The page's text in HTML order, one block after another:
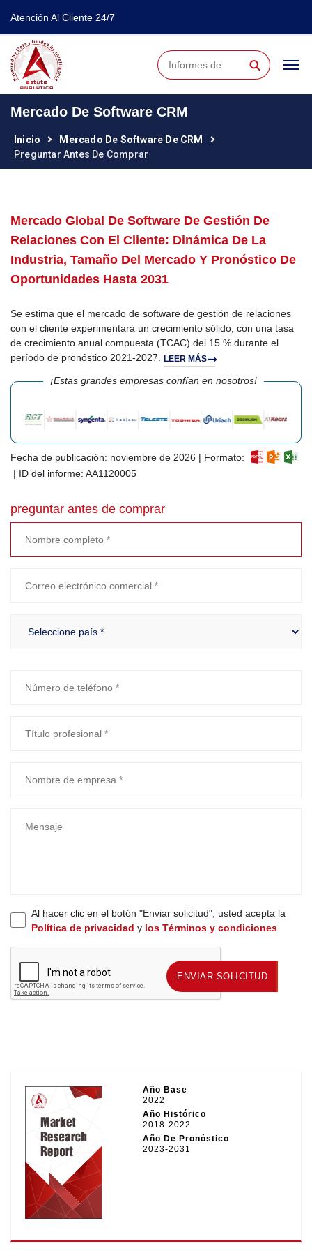
Atención Al Cliente 24/7
⚲
Mercado De Software CRM
Inicio
Mercado De Software De CRM
Preguntar Antes De Comprar
Mercado Global De Software De Gestión De
Relaciones Con El Cliente: Dinámica De La
Industria, Tamaño Del Mercado Y Pronóstico De
Oportunidades Hasta 2031
Se estima que el mercado de software de gestión de relaciones
con el cliente experimentará un crecimiento sólido, con una tasa
de crecimiento anual compuesta (TCAC) del 15 % durante el
período de pronóstico 2021-2027. LEER MÁS
¡Estas grandes empresas confían en nosotros!
Fecha de publicación: noviembre de 2026 | Formato:
| ID del informe: AA1120005
preguntar antes de comprar
Al hacer clic en el botón "Enviar solicitud", usted acepta la
Política de privacidad y los Términos y condiciones
ENVIAR SOLICITUD ENVIAR SOLICITUD
Año Base
2022
Año Histórico
2018-2022
Año De Pronóstico
2023-2031